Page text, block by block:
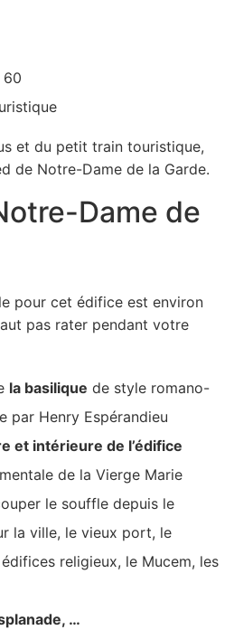
60
et du petit train touristique,
de Notre-Dame de la Garde.
Dame de
pour cet édifice est environ
pas rater pendant votre
la basilique de style romano-
par Henry Espérandieu
et intérieure de l’édifice
de la Vierge Marie
le souffle depuis le
la ville, le vieux port, le
édifices religieux, le Mucem, les
…